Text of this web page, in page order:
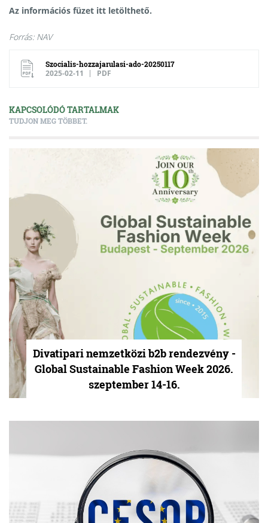
Az információs füzet itt letölthető.
Forrás: NAV
Szocialis-hozzajarulasi-ado-20250117
2025-02-11 PDF
KAPCSOLÓDÓ TARTALMAK
TUDJON MEG TÖBBET.
Divatipari nemzetközi b2b rendezvény -
Global Sustainable Fashion Week 2026.
szeptember 14-16.